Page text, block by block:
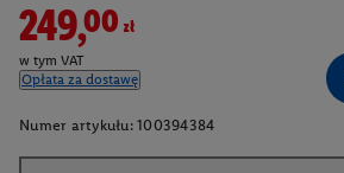
249,00zł
w tym VAT
Opłata za dostawę
Numer artykułu: 100394384